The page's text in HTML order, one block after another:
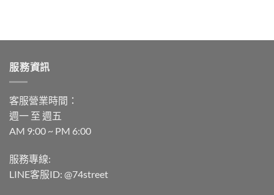
服務資訊
客服營業時間：
週一 至 週五
AM 9:00 ~ PM 6:00
服務專線:
LINE客服ID: @74street